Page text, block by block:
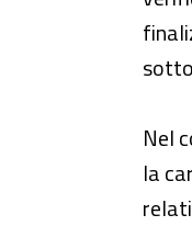
Nel
la